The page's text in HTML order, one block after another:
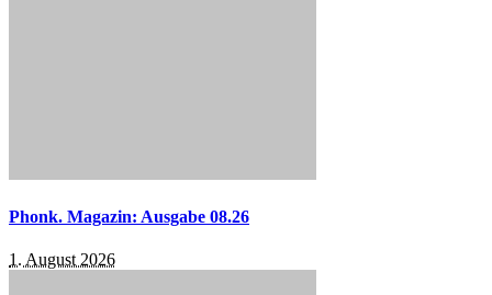
Phonk. Magazin: Ausgabe 08.26
1. August 2026